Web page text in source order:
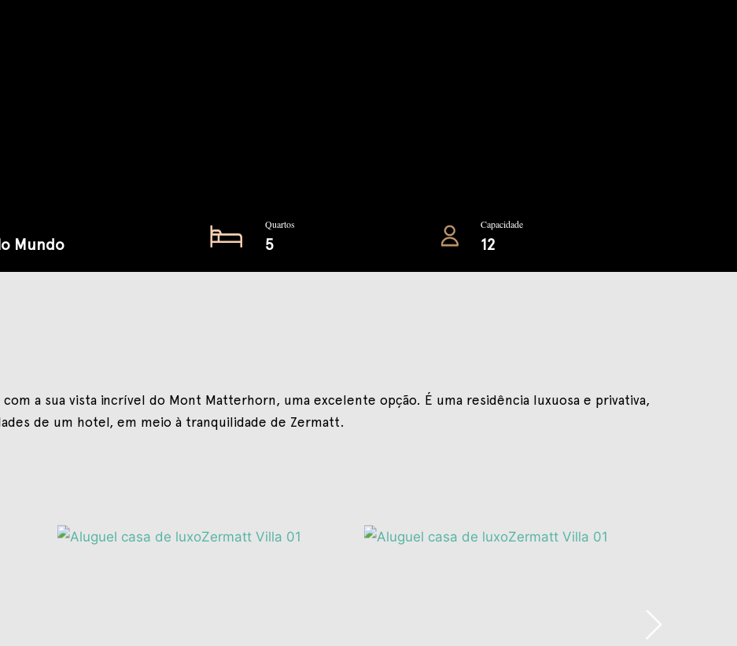
Mundo
Quartos
5
Capacidade
12
a sua vista incrível do Mont Matterhorn, uma excelente opção. É uma residência luxuosa e privativa,
de um hotel, em meio à tranquilidade de Zermatt.